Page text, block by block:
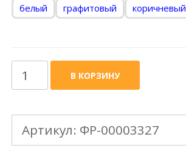
белый графитовый коричневый
Количество
товара
150mm
Труба
В КОРЗИНУ
Артикул: ФР-00003327